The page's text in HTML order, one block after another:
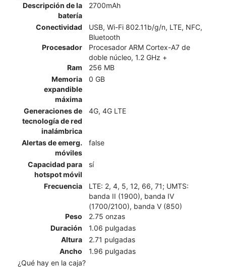
Descripción de la
batería
2700mAh
Conectividad
USB, Wi-Fi 802.11b/g/n, LTE, NFC,
Bluetooth
Procesador
Procesador ARM Cortex-A7 de
doble núcleo, 1.2 GHz +
Ram
256 MB
Memoria
expandible
máxima
0 GB
Generaciones de
tecnología de red
inalámbrica
4G, 4G LTE
Alertas de emerg.
móviles
false
Capacidad para
hotspot móvil
sí
Frecuencia
LTE: 2, 4, 5, 12, 66, 71; UMTS:
banda II (1900), banda IV
(1700/2100), banda V (850)
Peso
2.75 onzas
Duración
1.06 pulgadas
Altura
2.71 pulgadas
Ancho
1.96 pulgadas
¿Qué hay en la caja?